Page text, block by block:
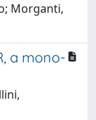
Morganti,
a mono-